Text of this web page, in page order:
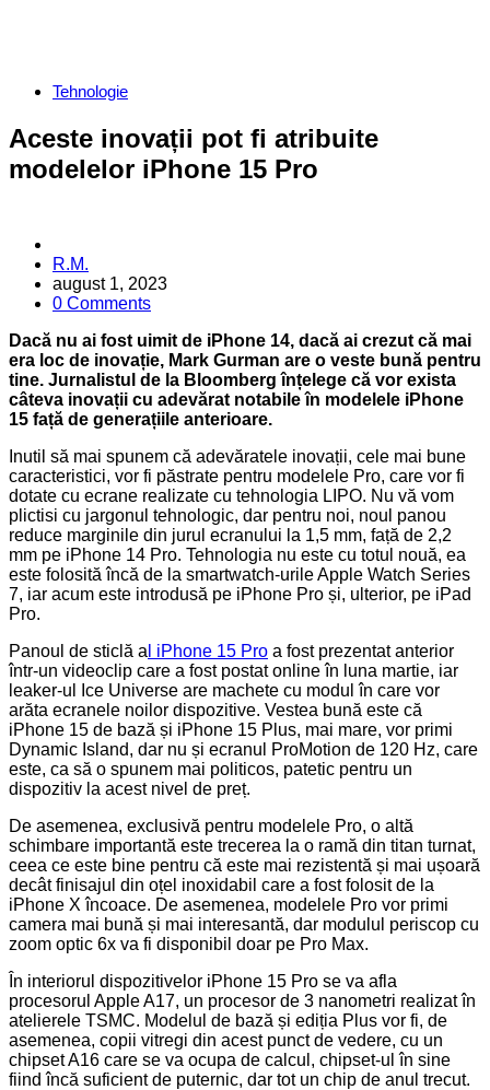
Categories
Tehnologie
Aceste inovații pot fi atribuite
modelelor iPhone 15 Pro
Posted
by
R.M.
august 1, 2023
0 Comments
Dacă nu ai fost uimit de iPhone 14, dacă ai crezut că mai
era loc de inovație, Mark Gurman are o veste bună pentru
tine. Jurnalistul de la Bloomberg înțelege că vor exista
câteva inovații cu adevărat notabile în modelele iPhone
15 față de generațiile anterioare.
Inutil să mai spunem că adevăratele inovații, cele mai bune
caracteristici, vor fi păstrate pentru modelele Pro, care vor fi
dotate cu ecrane realizate cu tehnologia LIPO. Nu vă vom
plictisi cu jargonul tehnologic, dar pentru noi, noul panou
reduce marginile din jurul ecranului la 1,5 mm, față de 2,2
mm pe iPhone 14 Pro. Tehnologia nu este cu totul nouă, ea
este folosită încă de la smartwatch-urile Apple Watch Series
7, iar acum este introdusă pe iPhone Pro și, ulterior, pe iPad
Pro.
Panoul de sticlă a l iPhone 15 Pro a fost prezentat anterior
într-un videoclip care a fost postat online în luna martie, iar
leaker-ul Ice Universe are machete cu modul în care vor
arăta ecranele noilor dispozitive. Vestea bună este că
iPhone 15 de bază și iPhone 15 Plus, mai mare, vor primi
Dynamic Island, dar nu și ecranul ProMotion de 120 Hz, care
este, ca să o spunem mai politicos, patetic pentru un
dispozitiv la acest nivel de preț.
De asemenea, exclusivă pentru modelele Pro, o altă
schimbare importantă este trecerea la o ramă din titan turnat,
ceea ce este bine pentru că este mai rezistentă și mai ușoară
decât finisajul din oțel inoxidabil care a fost folosit de la
iPhone X încoace. De asemenea, modelele Pro vor primi
camera mai bună și mai interesantă, dar modulul periscop cu
zoom optic 6x va fi disponibil doar pe Pro Max.
În interiorul dispozitivelor iPhone 15 Pro se va afla
procesorul Apple A17, un procesor de 3 nanometri realizat în
atelierele TSMC. Modelul de bază și ediția Plus vor fi, de
asemenea, copii vitregi din acest punct de vedere, cu un
chipset A16 care se va ocupa de calcul, chipset-ul în sine
fiind încă suficient de puternic, dar tot un chip de anul trecut.